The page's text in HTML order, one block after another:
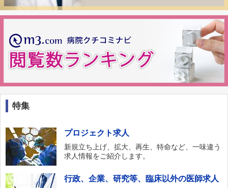
特集
プロジェクト求人
新規立ち上げ、拡大、再生、特命など、一味違う
求人情報をご紹介します。
行政、企業、研究等、臨床以外の医師求人